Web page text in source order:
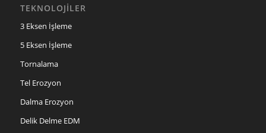
TEKNOLOJİLER
3 Eksen İşleme
5 Eksen İşleme
Tornalama
Tel Erozyon
Dalma Erozyon
Delik Delme EDM